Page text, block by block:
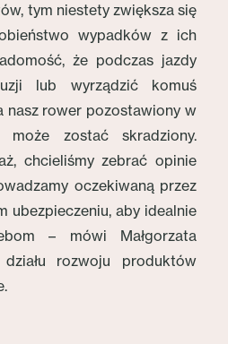
tym niestety zwiększa się
wypadków z ich
że podczas jazdy
lub wyrządzić komuś
nasz rower pozostawiony w
może zostać skradziony.
chcieliśmy zebrać opinie
oczekiwaną przez
ubezpieczeniu, aby idealnie
– mówi Małgorzata
rozwoju produktów